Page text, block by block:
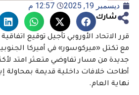
ديسمبر 19, 2025 12:57 م
شارك
قرر الاتحاد الأوروبي تأجيل توقيع
مع تكتل «ميركوسور» في أميركا
أطاحت خلافات داخلية قديمة بمحاولة
نهاية العام.